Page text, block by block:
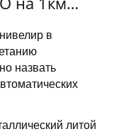
кейс
в
назвать
литой